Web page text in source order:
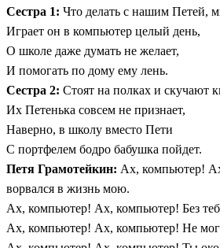
Сестра 1: Что делать с нашим Петей,
Играет он в компьютер целый день,
О школе даже думать не желает,
И помогать по дому ему лень.
Сестра 2: Стоят на полках и скучают
Их Петенька совсем не признает,
Наверно, в школу вместо Пети
С портфелем бодро бабушка пойдет.
Петя Грамотейкин: Ах, компьютер!
ворвался в жизнь мою.
Ах, компьютер! Ах, компьютер! Без
Ах, компьютер! Ах, компьютер! Не